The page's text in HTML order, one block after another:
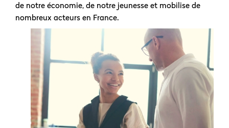
de notre économie, de notre jeunesse et mobilise de
nombreux acteurs en France.